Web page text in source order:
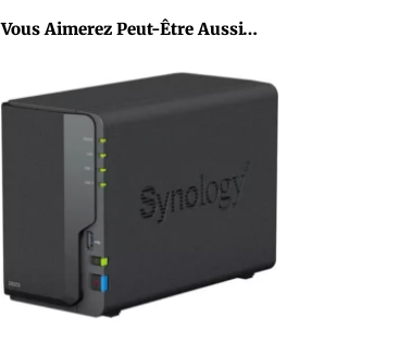
Vous Aimerez Peut-Être Aussi…